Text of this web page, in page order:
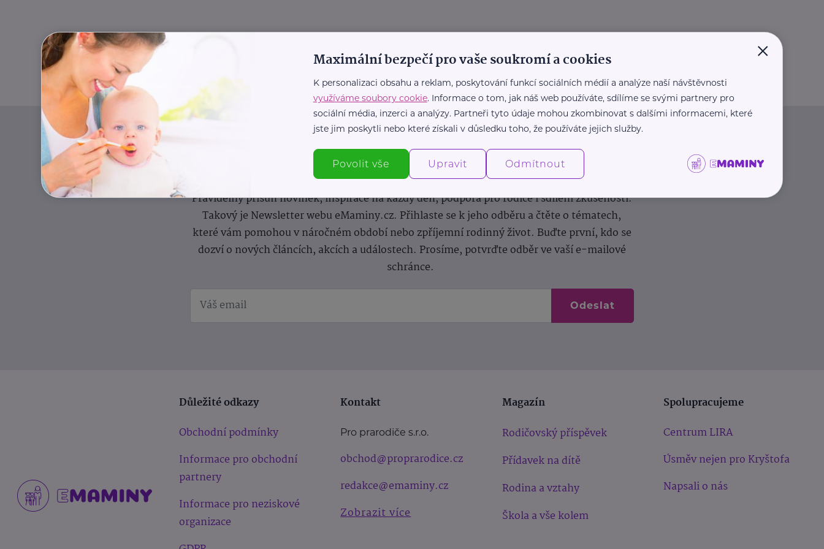
Newsletter
Pravidelný přísun novinek, inspirace na každý den, podpora pro rodiče i sdílení zkušeností.
Takový je Newsletter webu eMaminy.cz. Přihlaste se k jeho odběru a čtěte o tématech,
které vám pomohou v náročném období nebo zpříjemní rodinný život. Buďte první, kdo se
dozví o nových článcích, akcích a událostech. Prosíme, potvrďte odběr ve vaší e-mailové
schránce.
Odeslat
Důležité odkazy
Obchodní podmínky
Informace pro obchodní
partnery
Informace pro neziskové
organizace
Kontakt
Pro prarodiče s.r.o.
obchod@proprarodice.cz
redakce@emaminy.cz
Zobrazit více
Magazín
Rodičovský příspěvek
Přídavek na dítě
Rodina a vztahy
Škola a vše kolem
Spolupracujeme
Centrum LIRA
Úsměv nejen pro Kryštofa
Napsali o nás
×
Maximální bezpečí pro vaše soukromí a cookies
K personalizaci obsahu a reklam, poskytování funkcí sociálních médií a analýze naší návštěvnosti
využíváme soubory cookie. Informace o tom, jak náš web používáte, sdílíme se svými partnery pro
sociální média, inzerci a analýzy. Partneři tyto údaje mohou zkombinovat s dalšími informacemi, které
jste jim poskytli nebo které získali v důsledku toho, že používáte jejich služby.
Povolit vše Upravit Odmítnout